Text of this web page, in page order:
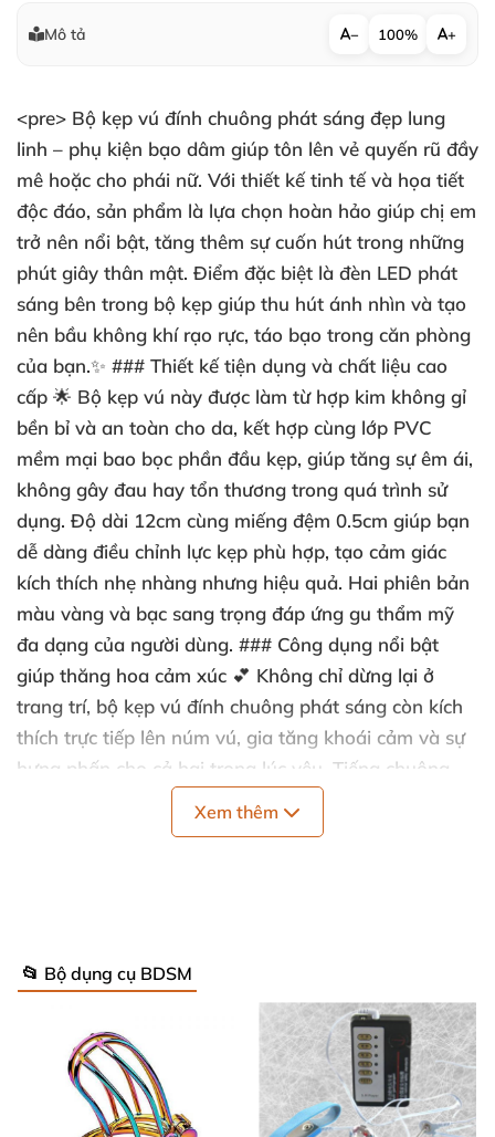
Mô tả − 100% +
<pre> Bộ kẹp vú đính chuông phát sáng đẹp lung
linh – phụ kiện bạo dâm giúp tôn lên vẻ quyến rũ đầy
mê hoặc cho phái nữ. Với thiết kế tinh tế và họa tiết
độc đáo, sản phẩm là lựa chọn hoàn hảo giúp chị em
trở nên nổi bật, tăng thêm sự cuốn hút trong những
phút giây thân mật. Điểm đặc biệt là đèn LED phát
sáng bên trong bộ kẹp giúp thu hút ánh nhìn và tạo
nên bầu không khí rạo rực, táo bạo trong căn phòng
của bạn.✨ ### Thiết kế tiện dụng và chất liệu cao
cấp 🌟 Bộ kẹp vú này được làm từ hợp kim không gỉ
bền bỉ và an toàn cho da, kết hợp cùng lớp PVC
mềm mại bao bọc phần đầu kẹp, giúp tăng sự êm ái,
không gây đau hay tổn thương trong quá trình sử
dụng. Độ dài 12cm cùng miếng đệm 0.5cm giúp bạn
dễ dàng điều chỉnh lực kẹp phù hợp, tạo cảm giác
kích thích nhẹ nhàng nhưng hiệu quả. Hai phiên bản
màu vàng và bạc sang trọng đáp ứng gu thẩm mỹ
đa dạng của người dùng. ### Công dụng nổi bật
giúp thăng hoa cảm xúc 💕 Không chỉ dừng lại ở
trang trí, bộ kẹp vú đính chuông phát sáng còn kích
thích trực tiếp lên núm vú, gia tăng khoái cảm và sự
hưng phấn cho cả hai trong lúc yêu. Tiếng chuông
mới lạ, khiến mỗi khoảnh khắc ân ái trở nên thú vị và
Xem thêm
📂 Bộ dụng cụ BDSM